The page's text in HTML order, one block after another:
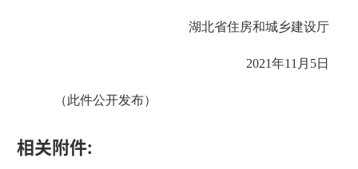
湖北省住房和城乡建设厅
2021年11月5日
（此件公开发布）
相关附件: